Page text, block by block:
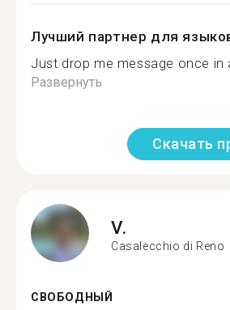
Лучший партнер для
Just drop me message once in
Развернуть
Скачать
V.
Casalecchio di Reno
СВОБОДНЫЙ